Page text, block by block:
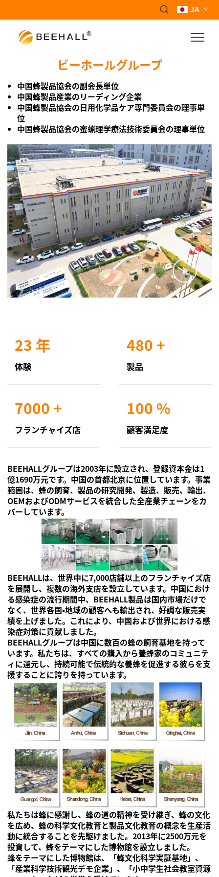
JA
ビーホールグループ
中国蜂製品協会の副会長単位
中国蜂製品産業のリーディング企業
中国蜂製品協会の日用化学品ケア専門委員会の理事単
位
中国蜂製品協会の蜜蝋理学療法技術委員会の理事単位
23 年
体験
480 +
製品
7000 +
フランチャイズ店
100 %
顧客満足度
BEEHALLグループは2003年に設立され、登録資本金は1
億1690万元です。中国の首都北京に位置しています。事業
範囲は、蜂の飼育、製品の研究開発、製造、販売、輸出、
OEMおよびODMサービスを統合した全産業チェーンをカ
バーしています。
BEEHALLは、世界中に7,000店舗以上のフランチャイズ店
を展開し、複数の海外支店を設立しています。中国におけ
る感染症の流行期間中、BEEHALL製品は国内市場だけで
なく、世界各国・地域の顧客へも輸出され、好調な販売実
績を上げました。これにより、中国および世界における感
染症対策に貢献しました。
BEEHALLグループは中国に数百の蜂の飼育基地を持って
います。私たちは、すべての購入から養蜂家のコミュニテ
ィに還元し、持続可能で伝統的な養蜂を促進する彼らを支
援することに誇りを持っています。
私たちは蜂に感謝し、蜂の道の精神を受け継ぎ、蜂の文化
を広め、蜂の科学文化教育と製品文化教育の概念を生産活
動に統合することを先駆けました。2013年に2500万元を
投資して、蜂をテーマにした博物館を設立しました。
蜂をテーマにした博物館は、「蜂文化科学実証基地」、
「産業科学技術観光デモ企業」、「小中学生社会教室資源